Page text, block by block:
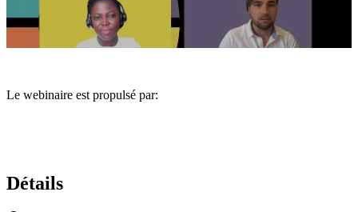
Le webinaire est propulsé par:
Détails